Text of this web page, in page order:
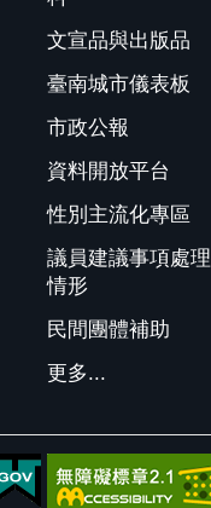
文宣品與出版品
臺南城市儀表板
市政公報
資料開放平台
性別主流化專區
議員建議事項處理
情形
民間團體補助
更多...